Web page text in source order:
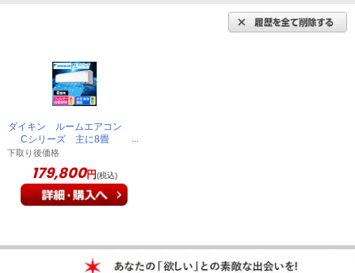
ダイキン ルームエアコン
Cシリーズ 主に8畳
AN256ACS-W
下取り後価格
179,800円(税込)